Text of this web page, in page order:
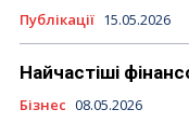
Публікації 15.05.2026
Найчастіші
Бізнес 08.05.2026